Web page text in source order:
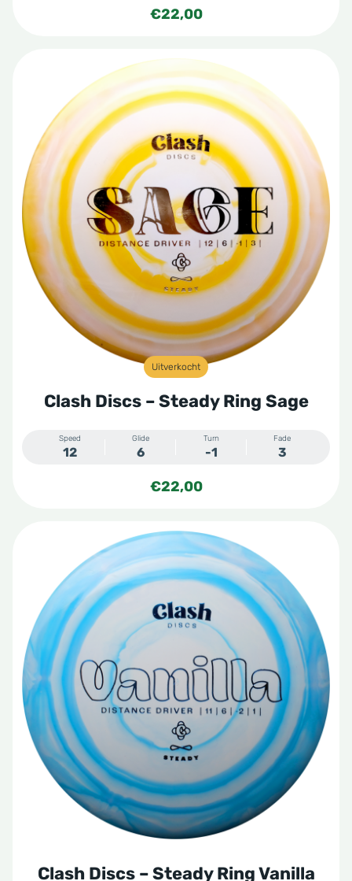
€22,00
Uitverkocht
Clash Discs – Steady Ring Sage
Speed
12
Glide
6
Turn
-1
Fade
3
€22,00
Clash Discs – Steady Ring Vanilla